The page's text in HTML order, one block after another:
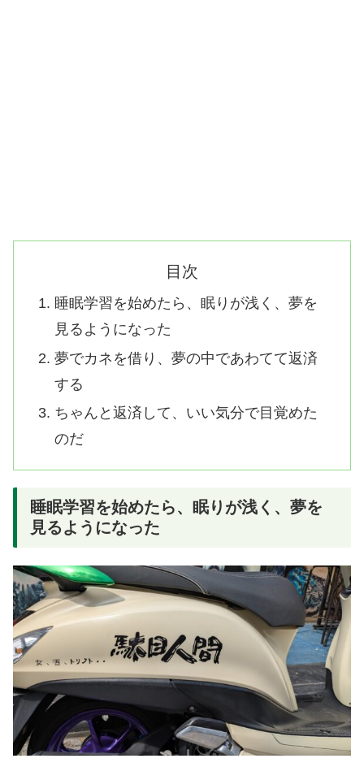
目次
睡眠学習を始めたら、眠りが浅く、夢を
見るようになった
夢でカネを借り、夢の中であわてて返済
する
ちゃんと返済して、いい気分で目覚めた
のだ
睡眠学習を始めたら、眠りが浅く、夢を
見るようになった